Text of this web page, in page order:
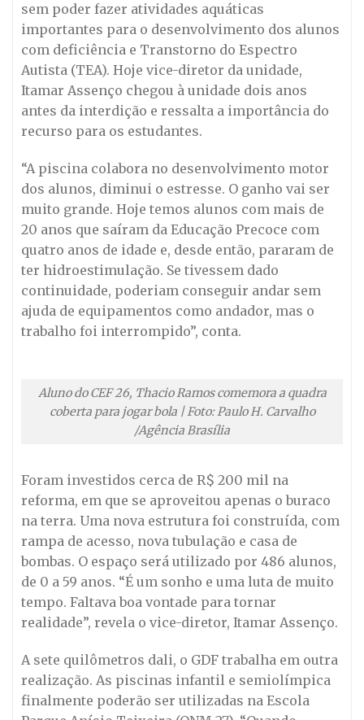
sem poder fazer atividades aquáticas
importantes para o desenvolvimento dos alunos
com deficiência e Transtorno do Espectro
Autista (TEA). Hoje vice-diretor da unidade,
Itamar Assenço chegou à unidade dois anos
antes da interdição e ressalta a importância do
recurso para os estudantes.
“A piscina colabora no desenvolvimento motor
dos alunos, diminui o estresse. O ganho vai ser
muito grande. Hoje temos alunos com mais de
20 anos que saíram da Educação Precoce com
quatro anos de idade e, desde então, pararam de
ter hidroestimulação. Se tivessem dado
continuidade, poderiam conseguir andar sem
ajuda de equipamentos como andador, mas o
trabalho foi interrompido”, conta.
Aluno do CEF 26, Thacio Ramos comemora a quadra
coberta para jogar bola | Foto: Paulo H. Carvalho
/Agência Brasília
Foram investidos cerca de R$ 200 mil na
reforma, em que se aproveitou apenas o buraco
na terra. Uma nova estrutura foi construída, com
rampa de acesso, nova tubulação e casa de
bombas. O espaço será utilizado por 486 alunos,
de 0 a 59 anos. “É um sonho e uma luta de muito
tempo. Faltava boa vontade para tornar
realidade”, revela o vice-diretor, Itamar Assenço.
A sete quilômetros dali, o GDF trabalha em outra
realização. As piscinas infantil e semiolímpica
finalmente poderão ser utilizadas na Escola